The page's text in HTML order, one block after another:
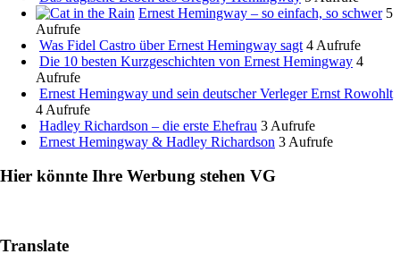
Ernest Hemingway – so einfach, so schwer 5
Aufrufe
Was Fidel Castro über Ernest Hemingway sagt 4 Aufrufe
Die 10 besten Kurzgeschichten von Ernest Hemingway 4
Aufrufe
Ernest Hemingway und sein deutscher Verleger Ernst Rowohlt
4 Aufrufe
Hadley Richardson – die erste Ehefrau 3 Aufrufe
Ernest Hemingway & Hadley Richardson 3 Aufrufe
Hier könnte Ihre Werbung stehen VG
Translate